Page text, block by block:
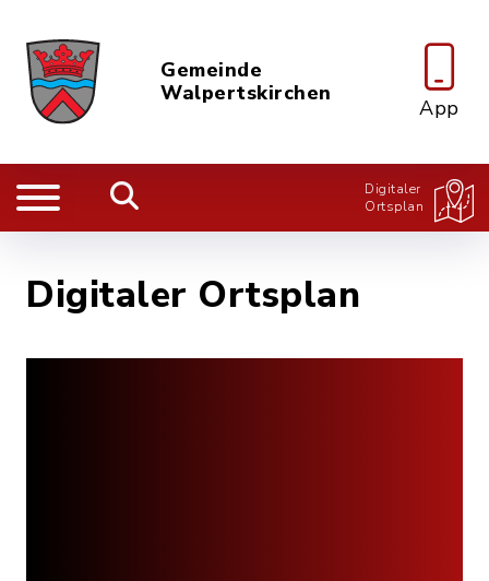
Gemeinde
Walpertskirchen
App
Digitaler
Ortsplan
Digitaler Ortsplan